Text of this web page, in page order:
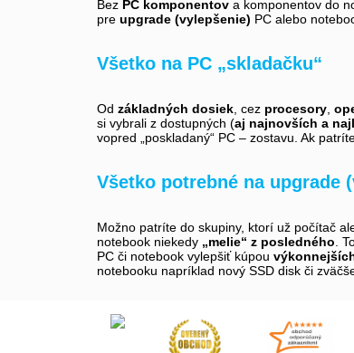
Bez PC komponentov a komponentov do
pre upgrade (vylepšenie) PC alebo
Všetko na PC „skladačku“
Od základných dosiek , cez procesory
si vybrali z dostupných (aj najnovších a
vopred „poskladaný“ PC – zostavu. Ak
Všetko potrebné na upgrade
Možno patríte do skupiny, ktorí už počítač
notebook niekedy „melie“ z posledného .
PC či notebook vylepšiť kúpou
notebooku napríklad nový SSD disk či